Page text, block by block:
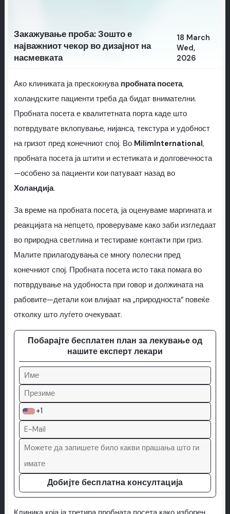
Закажување проба: Зошто е
најважниот чекор во дизајнот на
насмевката
18 March
Wed,
2026
Ако клиниката ја прескокнува пробната посета,
холандските пациенти треба да бидат внимателни.
Пробната посета е квалитетната порта каде што
потврдувате вклопување, нијанса, текстура и удобност
на гризот пред конечниот спој. Во MilimInternational,
пробната посета ја штити и естетиката и долговечноста
—особено за пациенти кои патуваат назад во
Холандија.
За време на пробната посета, ја оценуваме маргината и
реакцијата на непцето, проверуваме како заби изгледаат
во природна светлина и тестираме контакти при гриз.
Малите прилагодувања се многу полесни пред
конечниот спој. Пробната посета исто така помага во
потврдување на удобноста при говор и должината на
рабовите—детали кои влијаат на „природноста“ повеќе
отколку што луѓето очекуваат.
Побарајте бесплатен план за лекување од
нашите експерт лекари
+1
Добијте бесплатна консултација